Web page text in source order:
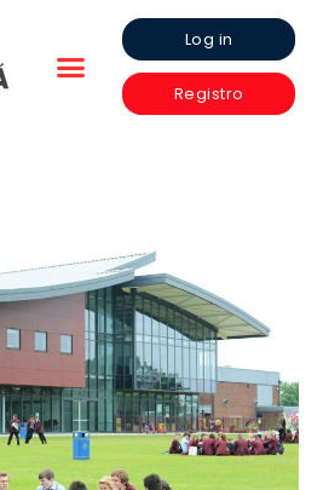
Log in
Registro